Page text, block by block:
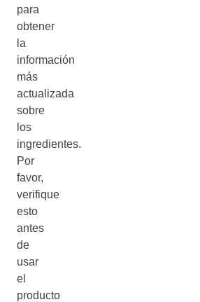
para
obtener
la
información
más
actualizada
sobre
los
ingredientes.
Por
favor,
verifique
esto
antes
de
usar
el
producto